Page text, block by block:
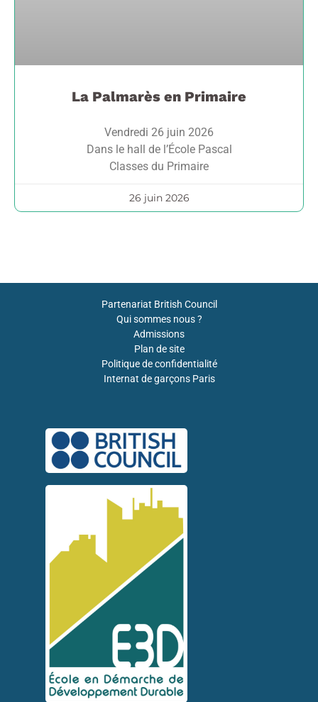
La Palmarès en Primaire
Vendredi 26 juin 2026
Dans le hall de l’École Pascal
Classes du Primaire
26 juin 2026
Partenariat British Council
Qui sommes nous ?
Admissions
Plan de site
Politique de confidentialité
Internat de garçons Paris